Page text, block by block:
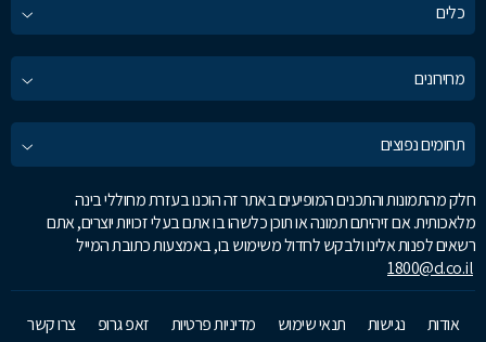
כלים
מחירונים
תחומים נפוצים
חלק מהתמונות והתכנים המופיעים באתר זה הוכנו בעזרת מחוללי בינה
מלאכותית. אם זיהיתם תמונה או תוכן כלשהו בו אתם בעלי זכויות יוצרים, אתם
רשאים לפנות אלינו ולבקש לחדול משימוש בו, באמצעות כתובת המייל
1800@d.co.il
אודות נגישות תנאי שימוש מדיניות פרטיות זאפ גרופ צרו קשר